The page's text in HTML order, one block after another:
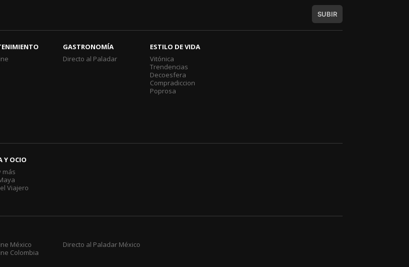
SUBIR
GASTRONOMÍA
Directo al Paladar
ESTILO DE VIDA
Vitónica
Trendencias
Decoesfera
Compradiccion
Poprosa
Y OCIO
más
Viajero
México
Colombia
Directo al Paladar México